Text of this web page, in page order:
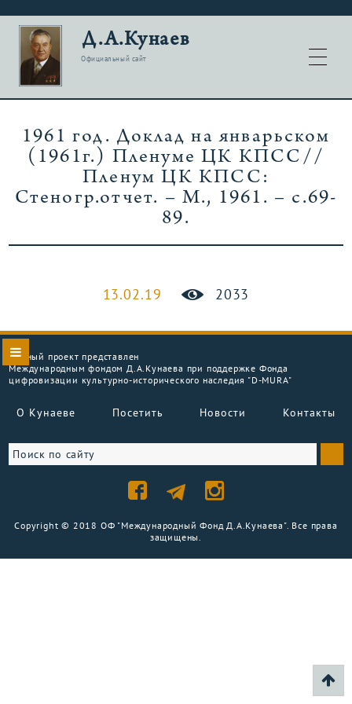
Д.А.Кунаев
Официальный сайт
1961 год. Доклад на январьском
(1961г.) Пленуме ЦК КПСС//
Пленум ЦК КПСС:
Стеногр.отчет. – М., 1961. – с.69-
89.
13.02.19 2033
Данный проект представлен
Международным фондом Д.А.Кунаева при поддержке Фонда
цифровизации культурно-исторического наследия "D-MURA"
О Кунаеве Посетить Новости Контакты
Copyright © 2018 ОФ "Международный Фонд Д.А.Кунаева". Все права
защищены.